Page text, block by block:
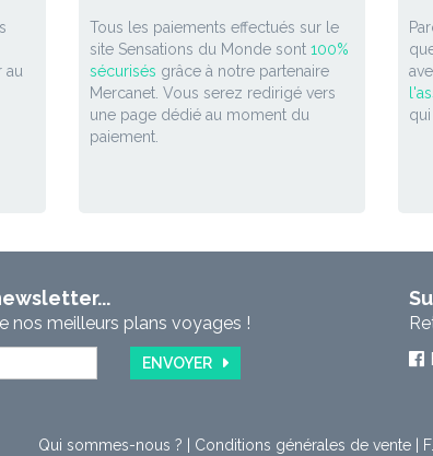
au
Tous les paiements effectués sur le
site Sensations du Monde sont 100%
sécurisés grâce à notre partenaire
Mercanet. Vous serez redirigé vers
une page dédié au moment du
paiement.
nos meilleurs plans voyages !
ENVOYER
Qui sommes-nous ? Conditions générales de vente|